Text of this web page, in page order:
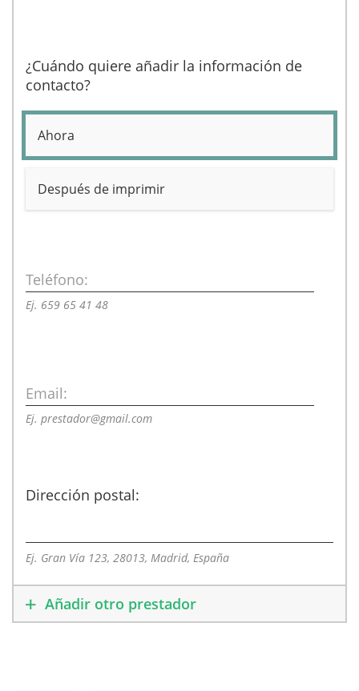
¿Cuándo quiere añadir la información de
contacto?
Ahora
Después de imprimir
Teléfono:
Ej. 659 65 41 48
Email:
Ej. prestador@gmail.com
Dirección postal:
Ej. Gran Vía 123, 28013, Madrid, España
Añadir otro prestador